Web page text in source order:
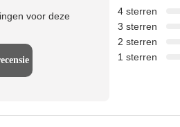
voor deze
4 sterren
3 sterren
2 sterren
1 sterren